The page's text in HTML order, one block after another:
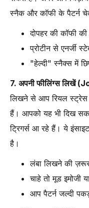
स्नैक और कॉफी के पैटर्न
दोपहर की कॉफी
प्रोटीन से एनर्जी
"हेल्दी" स्नैक्स में
7. अपनी फीलिंग्स लिखें
लिखने से आप रियल स्ट्रेस
हैं। आपको यह भी दिख
ट्रिगर्स आ रहे हैं। ये
है।
लंबा लिखने की
चाहे तो मूड इमोजी
आप पैटर्न जल्दी